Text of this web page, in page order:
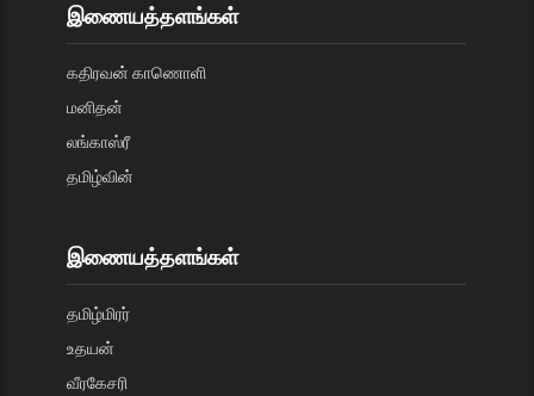
இணையத்தளங்கள்
கதிரவன் காணொளி
மனிதன்
லங்காஸ்ரீ
தமிழ்வின்
இணையத்தளங்கள்
தமிழ்மிரர்
உதயன்
வீரகேசரி